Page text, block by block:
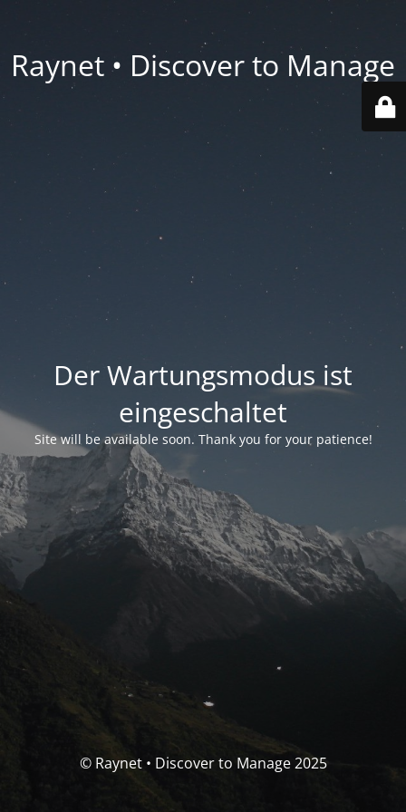
Raynet • Discover to Manage
Der Wartungsmodus ist
eingeschaltet
Site will be available soon. Thank you for your patience!
© Raynet • Discover to Manage 2025